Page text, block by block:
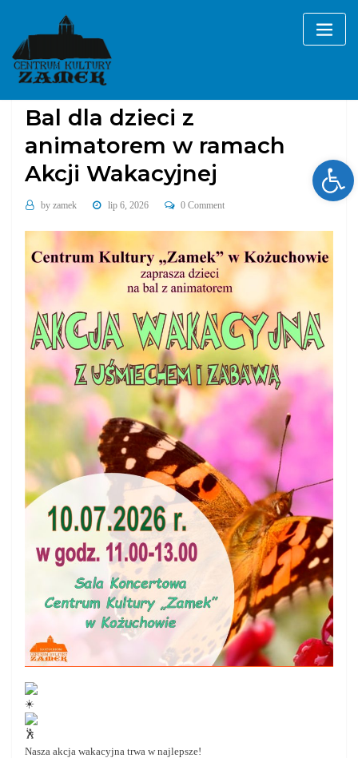
content
Bez kategorii
Bal dla dzieci z
animatorem w ramach
Akcji Wakacyjnej
by zamek lip 6, 2026 0 Comment
Nasza akcja wakacyjna trwa w najlepsze!